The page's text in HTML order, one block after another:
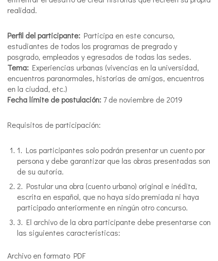
realidad.
Perfil del participante: Participa en este concurso,
estudiantes de todos los programas de pregrado y
posgrado, empleados y egresados de todas las sedes.
Tema: Experiencias urbanas (vivencias en la universidad,
encuentros paranormales, historias de amigos, encuentros
en la ciudad, etc.)
Fecha límite de postulación: 7 de noviembre de 2019
Requisitos de participación:
1. Los participantes solo podrán presentar un cuento por
persona y debe garantizar que las obras presentadas son
de su autoría.
2. Postular una obra (cuento urbano) original e inédita,
escrita en español, que no haya sido premiada ni haya
participado anteriormente en ningún otro concurso.
3. El archivo de la obra participante debe presentarse con
las siguientes características:
Archivo en formato PDF